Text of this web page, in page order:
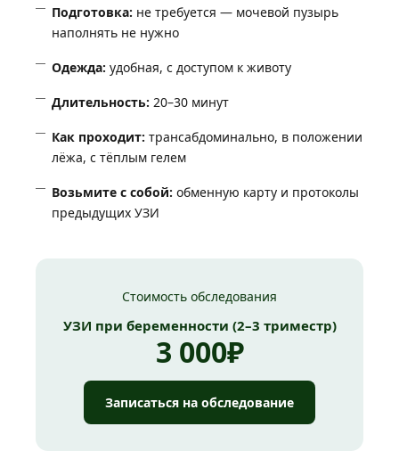
Подготовка: не требуется — мочевой пузырь
наполнять не нужно
Одежда: удобная, с доступом к животу
Длительность: 20–30 минут
Как проходит: трансабдоминально, в положении
лёжа, с тёплым гелем
Возьмите с собой: обменную карту и протоколы
предыдущих УЗИ
Стоимость обследования
УЗИ при беременности (2–3 триместр)
3 000₽
Записаться на обследование